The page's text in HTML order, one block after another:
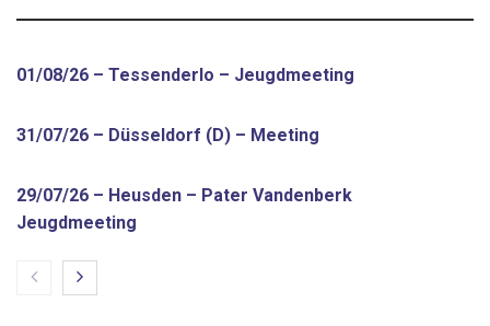
01/08/26 – Tessenderlo – Jeugdmeeting
31/07/26 – Düsseldorf (D) – Meeting
29/07/26 – Heusden – Pater Vandenberk
Jeugdmeeting